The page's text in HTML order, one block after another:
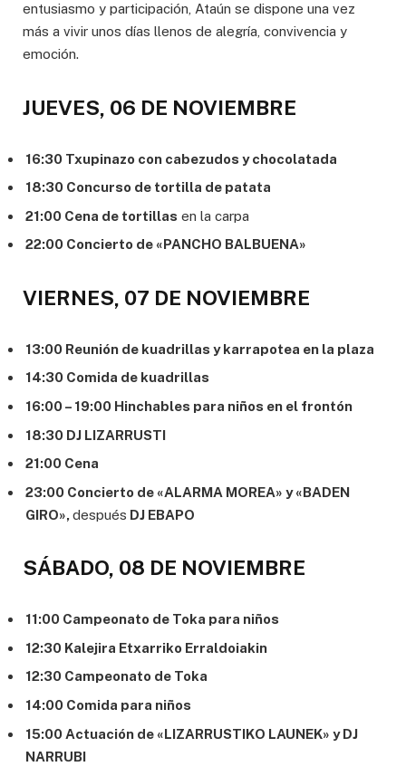
entusiasmo y participación, Ataún se dispone una vez
más a vivir unos días llenos de alegría, convivencia y
emoción.
JUEVES, 06 DE NOVIEMBRE
16:30 Txupinazo con cabezudos y chocolatada
18:30 Concurso de tortilla de patata
21:00 Cena de tortillas en la carpa
22:00 Concierto de «PANCHO BALBUENA»
VIERNES, 07 DE NOVIEMBRE
13:00 Reunión de kuadrillas y karrapotea en la plaza
14:30 Comida de kuadrillas
16:00 – 19:00 Hinchables para niños en el frontón
18:30 DJ LIZARRUSTI
21:00 Cena
23:00 Concierto de «ALARMA MOREA» y «BADEN
GIRO»,después DJ EBAPO
SÁBADO, 08 DE NOVIEMBRE
11:00 Campeonato de Toka para niños
12:30 Kalejira Etxarriko Erraldoiakin
12:30 Campeonato de Toka
14:00 Comida para niños
15:00 Actuación de «LIZARRUSTIKO LAUNEK» y DJ
NARRUBI